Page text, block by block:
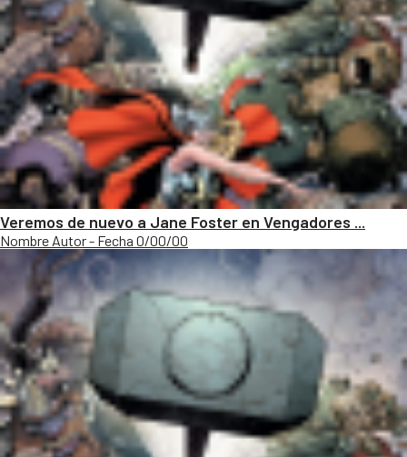
Veremos de nuevo a Jane Foster en Vengadores ...
Nombre Autor - Fecha 0/00/00